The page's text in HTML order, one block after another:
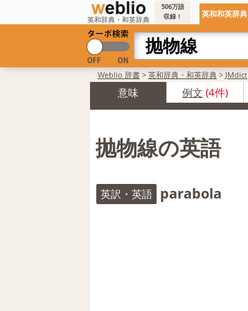
英和辞典・和英辞典
506万語
収録！
英和和英辞典
Weblio 辞書 > 英和辞典・和英辞典 > JMdict
意味 例文 (4件)
抛物線の英語
英訳・英語 parabola